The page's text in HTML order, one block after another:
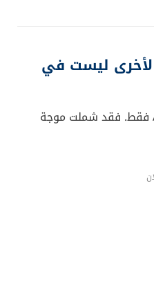
ليست في
الخسارة لم تقتصر على Apple فقط. فقد شملت موجة